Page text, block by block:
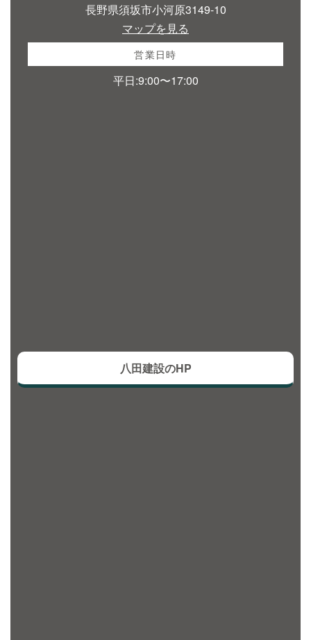
長野県須坂市小河原3149-10
マップを見る
営業日時
平日:9:00〜17:00
八田建設のHP